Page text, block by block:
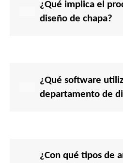
¿Qué implica el
diseño de chapa?
¿Qué software
departamento de
¿Con qué tipos de